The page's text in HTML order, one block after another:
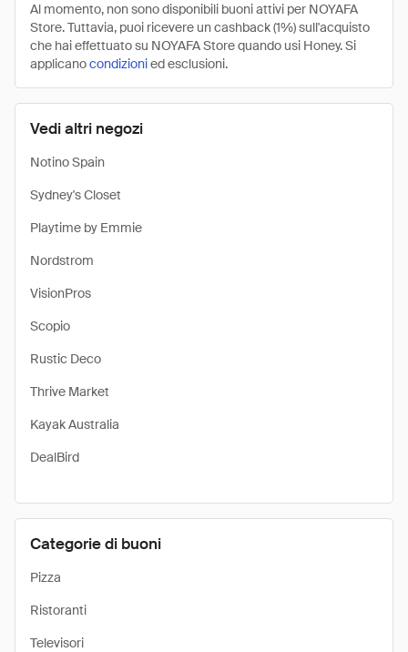
Vedi altri negozi
Notino Spain
Sydney's Closet
Playtime by Emmie
Nordstrom
VisionPros
Scopio
Rustic Deco
Thrive Market
Kayak Australia
DealBird
Categorie di buoni
Pizza
Ristoranti
Televisori
Al momento, non sono disponibili buoni attivi per NOYAFA
Store. Tuttavia, puoi ricevere un cashback (1%) sull'acquisto
che hai effettuato su NOYAFA Store quando usi Honey. Si
applicanocondizionied esclusioni.